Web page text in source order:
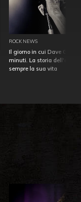
ROCK NEWS
Il giorno in cui Dave
minuti. La storia
sempre la sua vita